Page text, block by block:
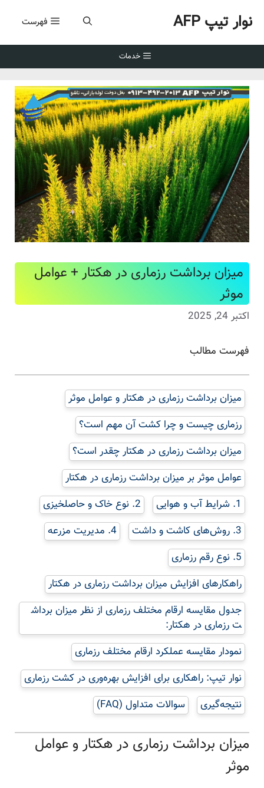
نوار تیپ AFP فهرست
خدمات
میزان برداشت رزماری در هکتار + عوامل
موثر
اکتبر 24, 2025
فهرست مطالب
میزان برداشت رزماری در هکتار و عوامل موثر
رزماری چیست و چرا کشت آن مهم است؟
میزان برداشت رزماری در هکتار چقدر است؟
عوامل موثر بر میزان برداشت رزماری در هکتار
1. شرایط آب و هوایی
2. نوع خاک و حاصلخیزی
3. روش‌های کاشت و داشت
4. مدیریت مزرعه
5. نوع رقم رزماری
راهکارهای افزایش میزان برداشت رزماری در هکتار
جدول مقایسه ارقام مختلف رزماری از نظر میزان برداش
ت رزماری در هکتار:
نمودار مقایسه عملکرد ارقام مختلف رزماری
نوار تیپ: راهکاری برای افزایش بهره‌وری در کشت رزماری
نتیجه‌گیری
سوالات متداول (FAQ)
میزان برداشت رزماری در هکتار و عوامل
موثر